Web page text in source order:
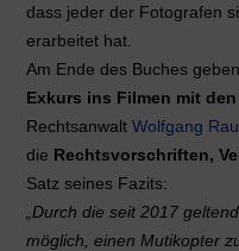
dass jeder der Fotografen
erarbeitet hat.
Am Ende des Buches
Exkurs ins Filmen mit
Rechtsanwalt Wolfgang Rau
die Rechtsvorschriften,
Satz seines Fazits:
„Durch die seit 2017
möglich, einen Mutikopter